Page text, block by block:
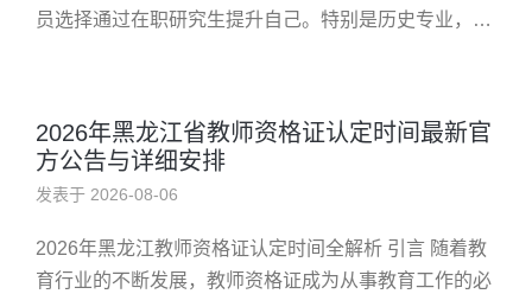
员选择通过在职研究生提升自己。特别是历史专业，因
2026年黑龙江省教师资格证认定时间最新官
方公告与详细安排
发表于 2026-08-06
2026年黑龙江教师资格证认定时间全解析 引言 随着教
育行业的不断发展，教师资格证成为从事教育工作的必